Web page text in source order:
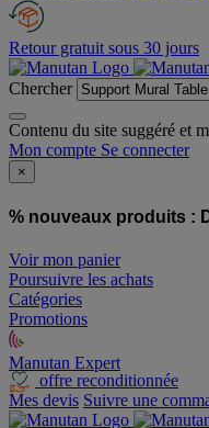
Retour gratuit sous 30 jours
Chercher
Contenu du site suggéré et
Mon compte Se connecter
×
% nouveaux produits :
Voir mon panier
Poursuivre les achats
Catégories
Promotions
Manutan Expert
offre reconditionnée
Mes devis Suivre une